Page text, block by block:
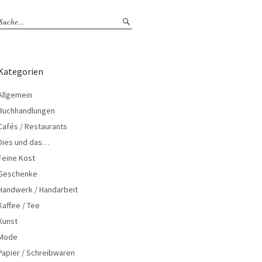
/ Restaurants
und das…
Kost
/ Handarbeit
/ Tee
/ Schreibwaren